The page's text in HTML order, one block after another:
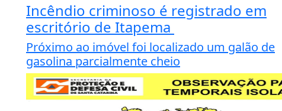
Incêndio criminoso é registrado em
escritório de Itapema
Próximo ao imóvel foi localizado um galão de
gasolina parcialmente cheio